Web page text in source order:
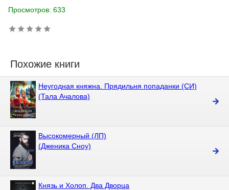
Просмотров: 633
Похожие книги
Неугодная княжна. Прядильня попаданки (СИ)
(Тала Ачалова)
Высокомерный (ЛП)
(Дженика Сноу)
Князь и Холоп. Два Дворца